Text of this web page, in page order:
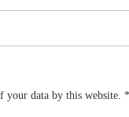
your data by this website. *